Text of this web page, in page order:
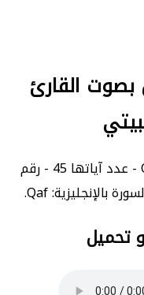
القارئ
| سورة ق | Qaf - عدد آياتها 45 - رقم
تحميل